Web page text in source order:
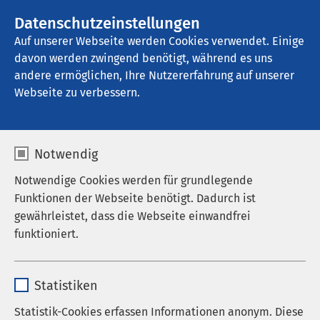
Datenschutzeinstellungen
Auf unserer Webseite werden Cookies verwendet. Einige
davon werden zwingend benötigt, während es uns
andere ermöglichen, Ihre Nutzererfahrung auf unserer
Webseite zu verbessern.
Notwendig
Notwendige Cookies werden für grundlegende
Funktionen der Webseite benötigt. Dadurch ist
gewährleistet, dass die Webseite einwandfrei
funktioniert.
Anbieter sgalinski
Statistiken
Statistik-Cookies erfassen Informationen anonym. Diese
AMEOS Klinikum Eutin